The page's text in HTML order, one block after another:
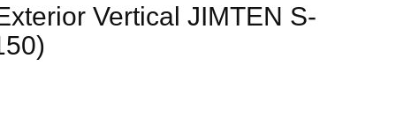
Vertical JIMTEN S-